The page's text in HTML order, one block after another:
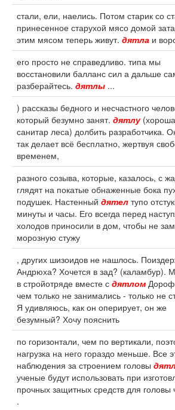
стали, ели, наелись. Потом старик со
принесенное старухой мясо домой
этим мясом теперь живут. дятла и
его просто не справедливо. типа мы
восстановили балланс сил а дальше
разберайтесь. дятлы ...
) рассказы бедного и несчастного
который безумно занят. дятлу
санитар леса) долбить разработчика.
так делает всё бесплатно, жертвуя
временем,
разного созыва, которые, казалось, с
глядят на покатые обнаженные бока
подушек. Настенный дятел тупо
минуты и часы. Его всегда перед
холодов приносили в дом, чтобы не
морозную стужу
, других шизоидов не нашлось.
Андрюха? Хочется в зад? (каламбур).
в стройотряде вместе с дятлом
чем только не занимались - только не
Я удивляюсь, как он оперирует, он же
безумный? Хочу пояснить
по горизонтали, чем по вертикали,
нагрузка на него гораздо меньше. Все
наблюдения за строением головы
ученые будут использовать при
прочных защитных средств для головы
.